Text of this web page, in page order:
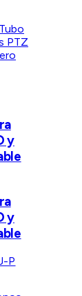
y
y
P